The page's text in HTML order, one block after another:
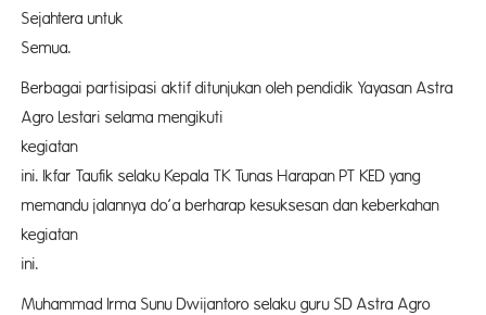
Sejahtera untuk
Berbagai partisipasi aktif ditunjukan oleh pendidik Yayasan Astra
Agro Lestari selama mengikuti
ini. Ikfar Taufik selaku Kepala TK Tunas Harapan PT KED yang
memandu jalannya do’a berharap kesuksesan dan keberkahan
kegiatan
Muhammad Irma Sunu Dwijantoro selaku guru SD Astra Agro